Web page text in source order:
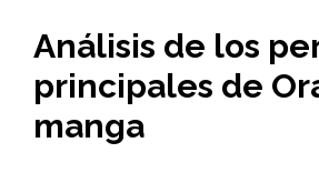
Análisis de los
principales de
manga